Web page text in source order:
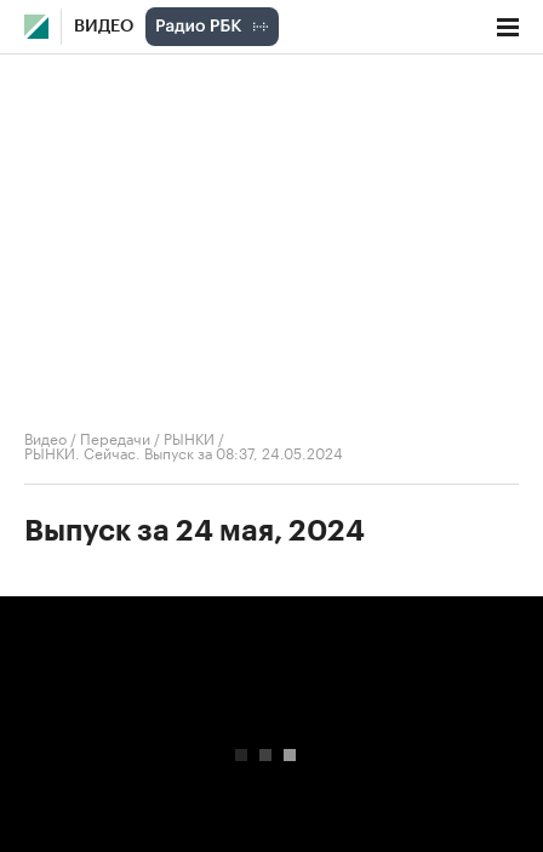
ВИДЕО
Видео / Передачи / РЫНКИ /
РЫНКИ. Сейчас. Выпуск за 08:37, 24.05.2024
Выпуск за 24 мая, 2024